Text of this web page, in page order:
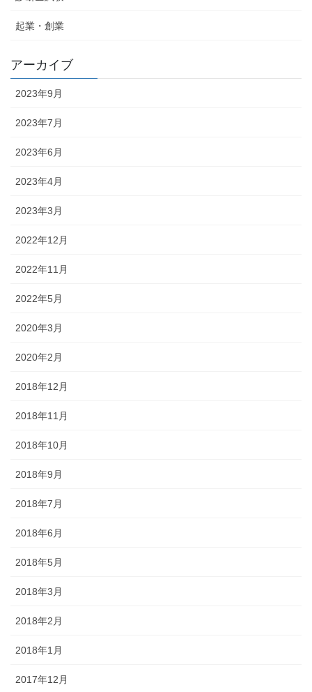
起業・創業
アーカイブ
2023年9月
2023年7月
2023年6月
2023年4月
2023年3月
2022年12月
2022年11月
2022年5月
2020年3月
2020年2月
2018年12月
2018年11月
2018年10月
2018年9月
2018年7月
2018年6月
2018年5月
2018年3月
2018年2月
2018年1月
2017年12月